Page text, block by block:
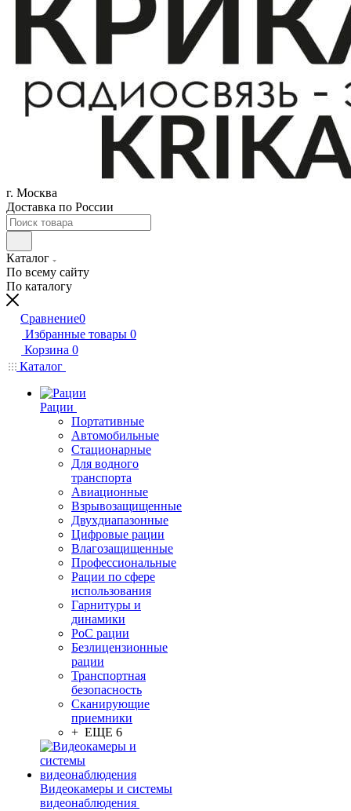
г. Москва
Доставка по России
Каталог
По всему сайту
По каталогу
Сравнение0
Избранные товары 0
Корзина 0
Каталог
Рации
Портативные
Автомобильные
Стационарные
Для водного
транспорта
Авиационные
Взрывозащищенные
Двухдиапазонные
Цифровые рации
Влагозащищенные
Профессиональные
Рации по сфере
использования
Гарнитуры и
динамики
PoC рации
Безлицензионные
рации
Транспортная
безопасность
Сканирующие
приемники
+ ЕЩЕ 6
Видеокамеры и системы
видеонаблюдения